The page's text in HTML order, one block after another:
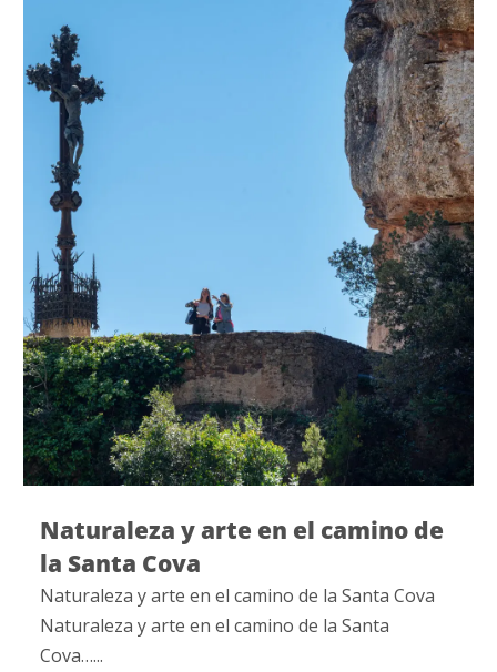
Naturaleza y arte en el camino de
la Santa Cova
Naturaleza y arte en el camino de la Santa Cova
Naturaleza y arte en el camino de la Santa
Cova…...